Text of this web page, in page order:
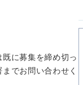
に募集を締め切っ
でお問い合わせく